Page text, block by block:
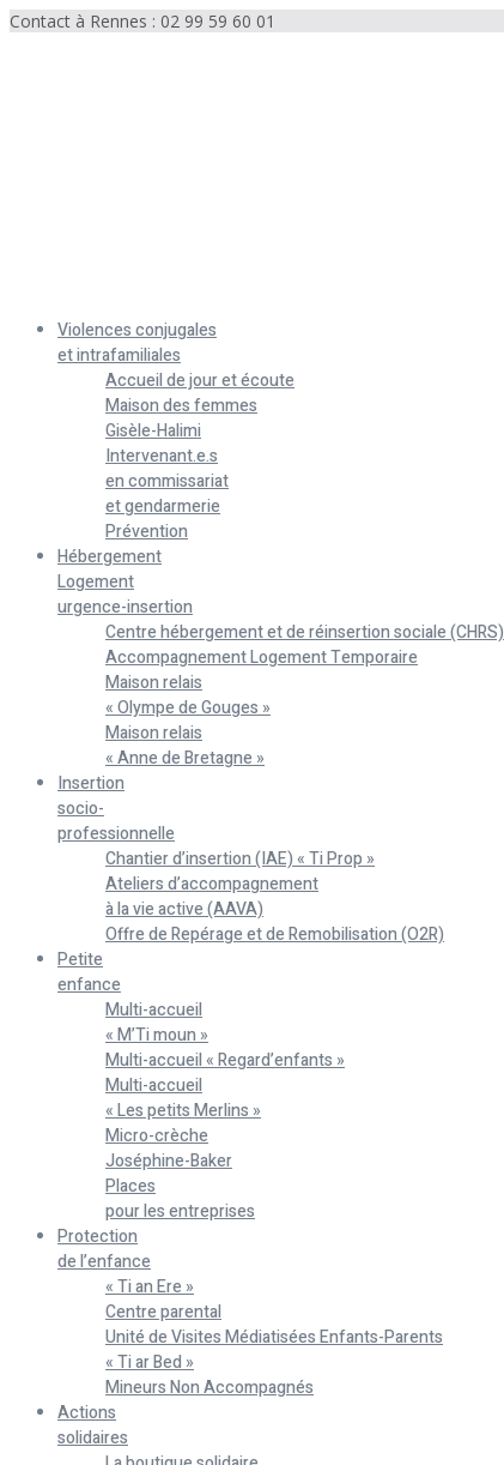
Contact à Rennes : 02 99 59 60 01
Violences conjugales
et intrafamiliales
Accueil de jour et écoute
Maison des femmes
Gisèle-Halimi
Intervenant.e.s
en commissariat
et gendarmerie
Prévention
Hébergement
Logement
urgence-insertion
Centre hébergement et de réinsertion sociale (CHRS)
Accompagnement Logement Temporaire
Maison relais
« Olympe de Gouges »
Maison relais
« Anne de Bretagne »
Insertion
socio-
professionnelle
Chantier d’insertion (IAE) « Ti Prop »
Ateliers d’accompagnement
à la vie active (AAVA)
Offre de Repérage et de Remobilisation (O2R)
Petite
enfance
Multi-accueil
« M’Ti moun »
Multi-accueil « Regard’enfants »
Multi-accueil
« Les petits Merlins »
Micro-crèche
Joséphine-Baker
Places
pour les entreprises
Protection
de l’enfance
« Ti an Ere »
Centre parental
Unité de Visites Médiatisées Enfants-Parents
« Ti ar Bed »
Mineurs Non Accompagnés
Actions
solidaires